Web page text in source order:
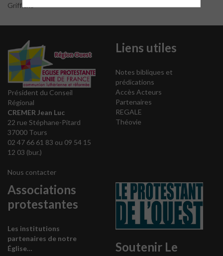
Griffiths
Président du Conseil
Régional
CREMER Jean Luc
22 rue Stéphane-Pitard
37000 Tours
02 47 66 61 83 ou 09 54 15
12 03 (bur.)
Nous contacter
Liens utiles
Notes bibliques et
prédications
Accès Acteurs
Partenaires
REGALE
Théovie
Associations
protestantes
Les institutions
partenaires de notre
Église…
Soutenir Le